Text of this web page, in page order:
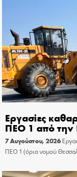
Εργασίες
ΠΕΟ 1 από την
7 Αυγούστου, 2026
ΠΕΟ 1 (όρια νομού